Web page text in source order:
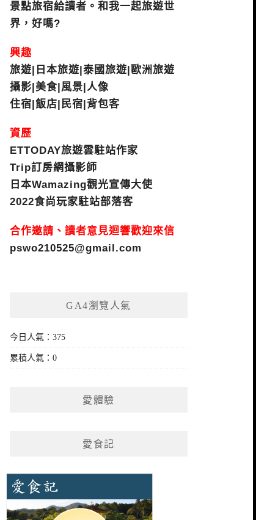
景點旅宿給讀者。和我一起旅遊世
界，好嗎?
興趣
旅遊|日本旅遊|泰國旅遊|歐洲旅遊
攝影|美食|風景|人像
住宿|飯店|民宿|背包客
資歷
ETTODAY旅遊雲駐站作家
Trip訂房網攝影師
日本Wamazing觀光宣傳大使
2022食尚玩家駐站部落客
合作邀請、讀者意見迴響歡迎來信
pswo210525@gmail.com
GA4瀏覽人氣
今日人氣：375
累積人氣：0
愛體驗
愛食記